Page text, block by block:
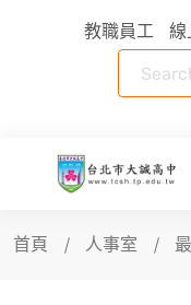
教職員工 線
首頁 人事室